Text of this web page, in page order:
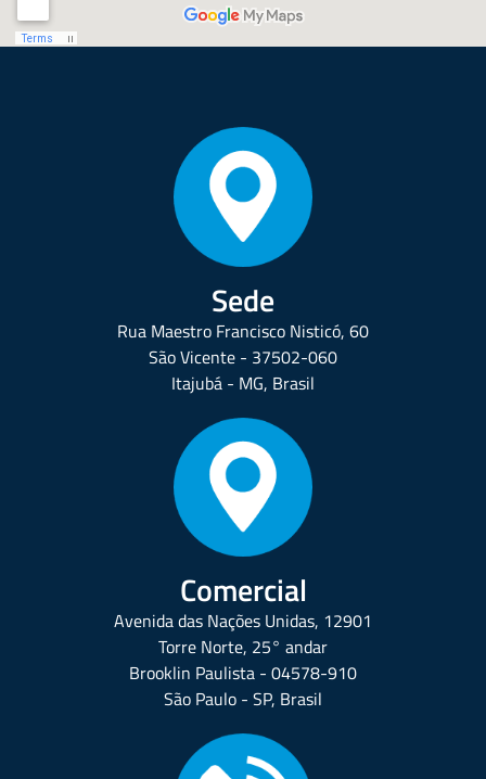
Sede
Rua Maestro Francisco Nisticó, 60
São Vicente - 37502-060
Itajubá - MG, Brasil
Comercial
Avenida das Nações Unidas, 12901
Torre Norte, 25° andar
Brooklin Paulista - 04578-910
São Paulo - SP, Brasil